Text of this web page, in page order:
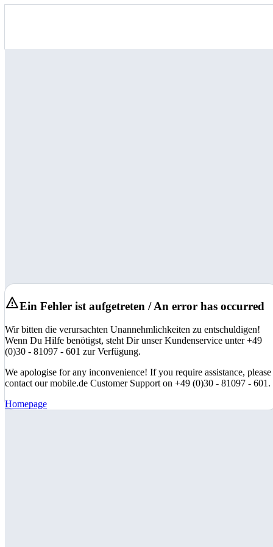
Ein Fehler ist aufgetreten / An error has occurred
Wir bitten die verursachten Unannehmlichkeiten zu entschuldigen!
Wenn Du Hilfe benötigst, steht Dir unser Kundenservice unter +49
(0)30 - 81097 - 601 zur Verfügung.
We apologise for any inconvenience! If you require assistance, please
contact our mobile.de Customer Support on +49 (0)30 - 81097 - 601.
Homepage